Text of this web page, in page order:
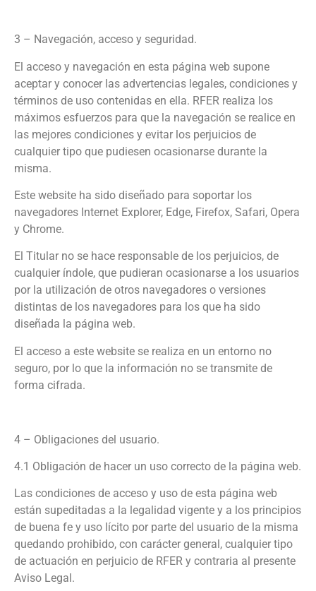
3 – Navegación, acceso y seguridad.
El acceso y navegación en esta página web supone
aceptar y conocer las advertencias legales, condiciones y
términos de uso contenidas en ella. RFER realiza los
máximos esfuerzos para que la navegación se realice en
las mejores condiciones y evitar los perjuicios de
cualquier tipo que pudiesen ocasionarse durante la
misma.
Este website ha sido diseñado para soportar los
navegadores Internet Explorer, Edge, Firefox, Safari, Opera
y Chrome.
El Titular no se hace responsable de los perjuicios, de
cualquier índole, que pudieran ocasionarse a los usuarios
por la utilización de otros navegadores o versiones
distintas de los navegadores para los que ha sido
diseñada la página web.
El acceso a este website se realiza en un entorno no
seguro, por lo que la información no se transmite de
forma cifrada.
4 – Obligaciones del usuario.
4.1 Obligación de hacer un uso correcto de la página web.
Las condiciones de acceso y uso de esta página web
están supeditadas a la legalidad vigente y a los principios
de buena fe y uso lícito por parte del usuario de la misma
quedando prohibido, con carácter general, cualquier tipo
de actuación en perjuicio de RFER y contraria al presente
Aviso Legal.